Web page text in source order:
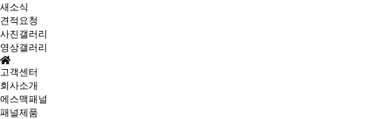
새소식
견적요청
사진갤러리
영상갤러리
고객센터
회사소개
에스맥패널
패널제품